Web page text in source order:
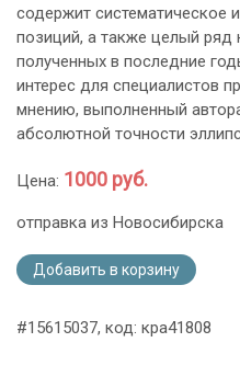
содержит систематическое
позиций, а также целый ряд
полученных в последние
интерес для специалистов
мнению, выполненный
абсолютной точности
Цена: 1000 руб.
отправка из Новосибирска
Добавить в корзину
#15615037, код: кра41808